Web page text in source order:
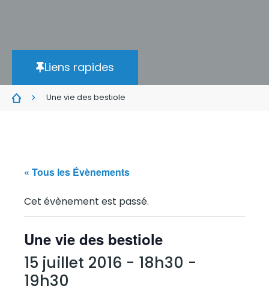
Liens rapides
Une vie des bestiole
« Tous les Évènements
Cet évènement est passé.
Une vie des bestiole
15 juillet 2016 - 18h30 -
19h30